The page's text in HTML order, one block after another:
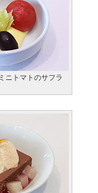
ニトマトのサフラ